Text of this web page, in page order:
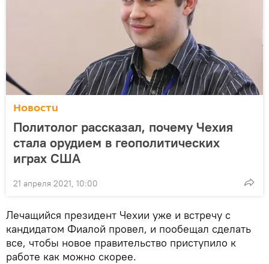
Новости
Политолог рассказал, почему Чехия
стала орудием в геополитических
играх США
21 апреля 2021, 10:00
Лечащийся президент Чехии уже и встречу с
кандидатом Фиалой провел, и пообещал сделать
все, чтобы новое правительство приступило к
работе как можно скорее.